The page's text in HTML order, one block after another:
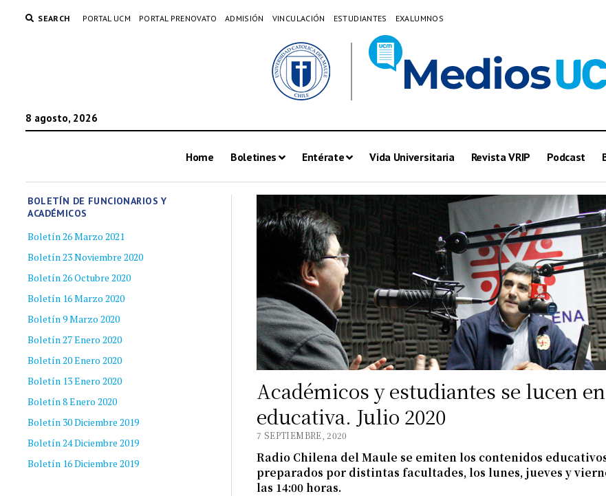
SEARCH PORTAL UCM PORTAL PRENOVATO ADMISIÓN VINCULACIÓN ESTUDIANTES EXALUMNOS
8 agosto, 2026
Home Boletines Entérate Vida Universitaria Revista VRIP Podcast
BOLETÍN DE FUNCIONARIOS Y
ACADÉMICOS
Boletín 26 Marzo 2021
Boletín 23 Noviembre 2020
Boletín 26 Octubre 2020
Boletín 16 Marzo 2020
Boletín 9 Marzo 2020
Boletín 27 Enero 2020
Boletín 20 Enero 2020
Boletín 13 Enero 2020
Boletín 8 Enero 2020
Boletín 30 Diciembre 2019
Boletín 24 Diciembre 2019
Boletín 16 Diciembre 2019
Académicos y estudiantes se lucen
educativa. Julio 2020
7 SEPTIEMBRE, 2020
Radio Chilena del Maule se emiten los contenidos
preparados por distintas facultades, los lunes, jueves y
las 14:00 horas.